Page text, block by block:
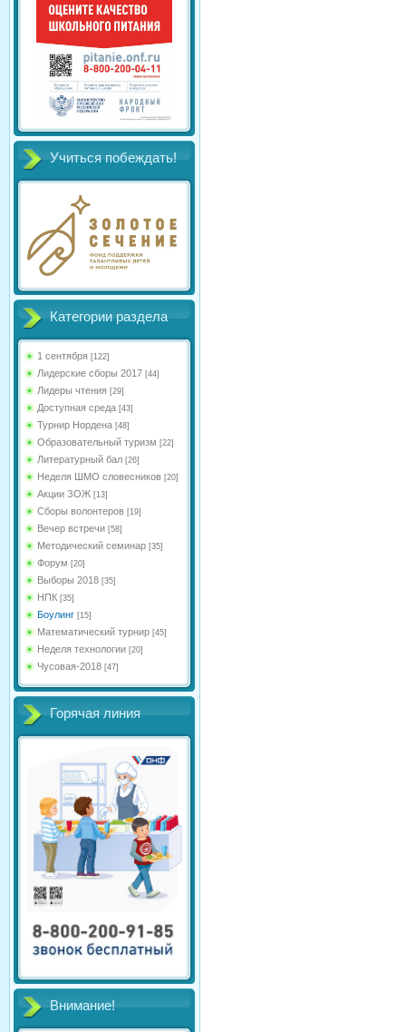
Учиться побеждать!
Категории раздела
1 сентября [122]
Лидерские сборы 2017 [44]
Лидеры чтения [29]
Доступная среда [43]
Турнир Нордена [48]
Образовательный туризм [22]
Литературный бал [26]
Неделя ШМО словесников [20]
Акции ЗОЖ [13]
Сборы волонтеров [19]
Вечер встречи [58]
Методический семинар [35]
Форум [20]
Выборы 2018 [35]
НПК [35]
Боулинг [15]
Математический турнир [45]
Неделя технологии [20]
Чусовая-2018 [47]
Горячая линия
Внимание!